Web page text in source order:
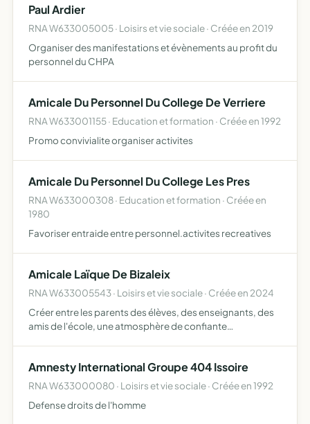
Paul Ardier
RNA W633005005 · Loisirs et vie sociale · Créée en 2019
Organiser des manifestations et évènements au profit du
personnel du CHPA
Amicale Du Personnel Du College De Verriere
RNA W633001155 · Education et formation · Créée en 1992
Promo convivialite organiser activites
Amicale Du Personnel Du College Les Pres
RNA W633000308 · Education et formation · Créée en
1980
Favoriser entraide entre personnel.activites recreatives
Amicale Laïque De Bizaleix
RNA W633005543 · Loisirs et vie sociale · Créée en 2024
Créer entre les parents des élèves, des enseignants, des
amis de l'école, une atmosphère de confiante
l'intention…
Amnesty International Groupe 404 Issoire
RNA W633000080 · Loisirs et vie sociale · Créée en 1992
Defense droits de l'homme